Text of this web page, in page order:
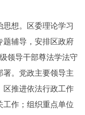
想。区委理论学习
题辅导，安排区政府
领导干部尊法学法守
署。党政主要领导主
区推进依法行政工作
工作；组织重点单位